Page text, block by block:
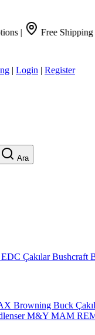
Free Shipping
| Login | Register
Ara
EDC ÇakılarBushcraft
Browning Buck
M&Y MAM